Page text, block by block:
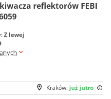
reflektorów FEBI
Z lewej
Kraków: już jutro